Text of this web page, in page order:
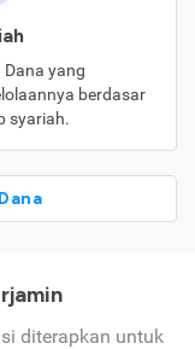
Dana yang
berdasar
syariah.
diterapkan untuk